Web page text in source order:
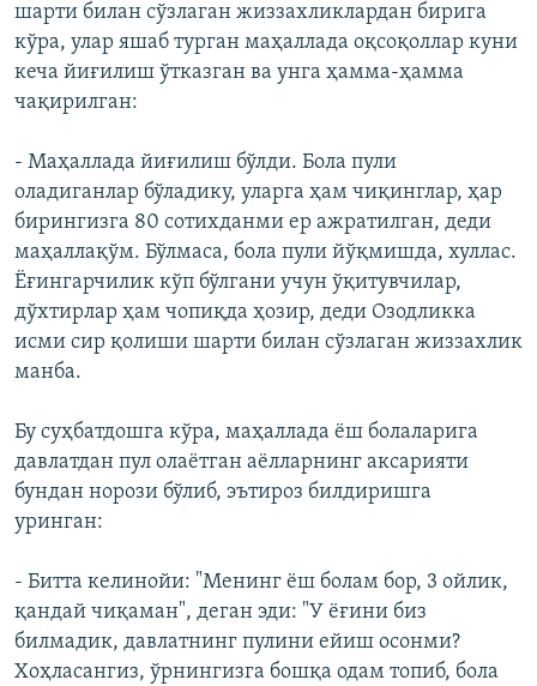
шарти билан сўзлаган жиззахликлардан бирига
кўра, улар яшаб турган маҳаллада оқсоқоллар куни
кеча йиғилиш ўтказган ва унга ҳамма-ҳамма
чақирилган:
- Маҳаллада йиғилиш бўлди. Бола пули
оладиганлар бўладику, уларга ҳам чиқинглар, ҳар
бирингизга 80 сотихданми ер ажратилган, деди
маҳаллақўм. Бўлмаса, бола пули йўқмишда, хуллас.
Ёғингарчилик кўп бўлгани учун ўқитувчилар,
дўхтирлар ҳам чопиқда ҳозир, деди Озодликка
исми сир қолиши шарти билан сўзлаган жиззахлик
манба.
Бу суҳбатдошга кўра, маҳаллада ёш болаларига
давлатдан пул олаётган аёлларнинг аксарияти
бундан норози бўлиб, эътироз билдиришга
уринган:
- Битта келинойи: "Менинг ёш болам бор, 3 ойлик,
қандай чиқаман", деган эди: "У ёғини биз
билмадик, давлатнинг пулини ейиш осонми?
Хоҳласангиз, ўрнингизга бошқа одам топиб, бола